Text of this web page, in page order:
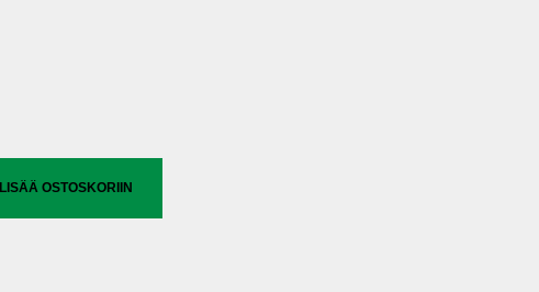
LISÄÄ OSTOSKORIIN